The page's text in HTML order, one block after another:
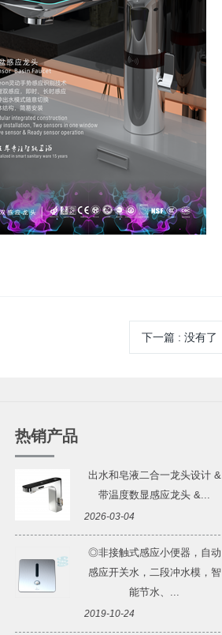
下一篇: 没有了
热销产品
出水和皂液二合一龙头设计 &
带温度数显感应龙头 &...
2026-03-04
◎非接触式感应小便器，自动
感应开关水，二段冲水模，智
能节水、...
2019-10-24